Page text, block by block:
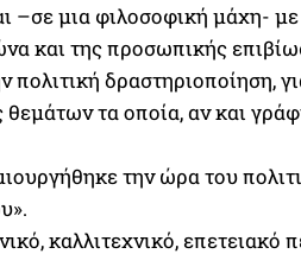
μια φιλοσοφική μάχη- με
και της προσωπικής
δραστηριοποίηση,
θεμάτων τα οποία, αν και
την ώρα του
καλλιτεχνικό,